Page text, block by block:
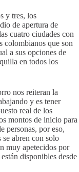
y tres, los
de apertura de
cuatro ciudades con
colombianos que son
a sus opciones de
en todos los
nos reiteran la
y es tener
real de los
montos de inicio para
personas, por eso,
se abren con solo
muy apetecidos por
disponibles desde